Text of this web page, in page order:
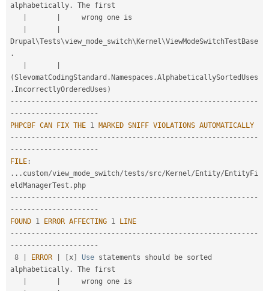
alphabetically .
The first
     wrong one is
Drupal\Tests\view_mode_switch\Kernel \ViewModeSwitchTestBase
.
(SlevomatCodingStandard .Namespaces .AlphabeticallySortedUses
. IncorrectlyOrderedUses )
-- -- -- -- -- -- -- -- -- -- -- -- -- -- -- -- -- -- -- -- -- -- -- -- -- -- -- -- -- -
- -- -- -- -- -- -- -- -- -- --
PHPCBF CAN FIX THE 1 MARKED SNIFF VIOLATIONS AUTOMATICALLY
-- -- -- -- -- -- -- -- -- -- -- -- -- -- -- -- -- -- -- -- -- -- -- -- -- -- -- -- -- -
- -- -- -- -- -- -- -- -- -- --
FILE :
. . . custom/view_mode_switch/tests/src/Kernel /Entity/EntityFi
eldManagerTest .
-- -- -- -- -- -- -- -- -- -- -- -- -- -- -- -- -- -- -- -- -- -- -- -- -- -- -- -- -- -
- -- -- -- -- -- -- -- -- -- --
FOUND 1 ERROR AFFECTING 1
LINE
-- -- -- -- -- -- -- -- -- -- -- -- -- -- -- -- -- -- -- -- -- -- -- -- -- -- -- -- -- -
- -- -- -- -- -- -- -- -- -- --
8
ERROR [x] Use statements should be sorted
alphabetically .
The first
     wrong one is